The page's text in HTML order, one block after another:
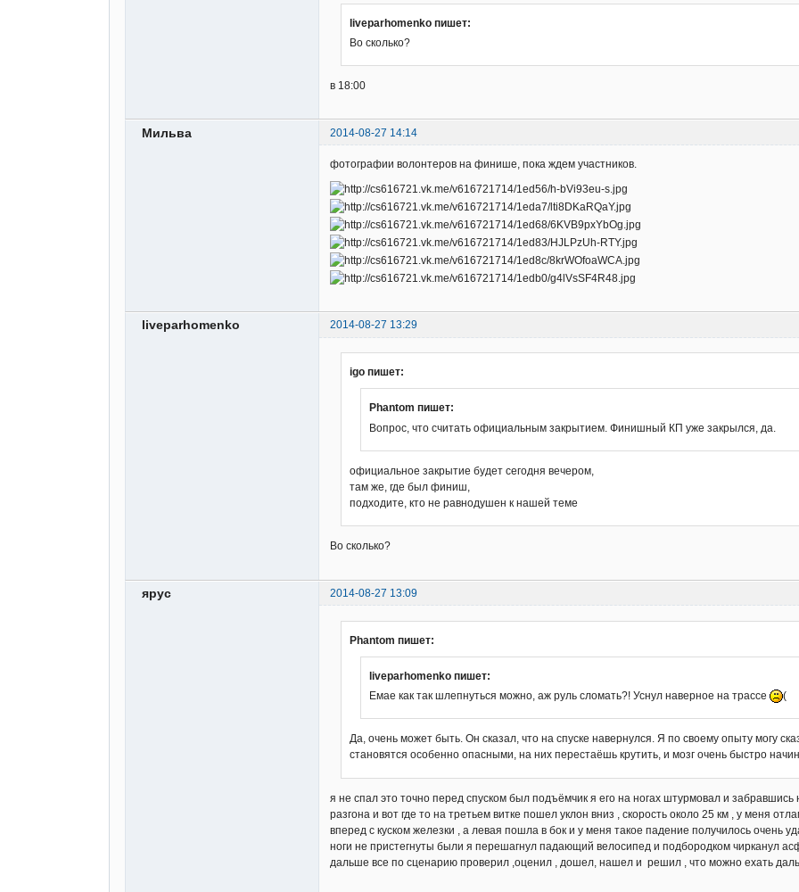
liveparhomenko пишет:
Во сколько?
в 18:00
Мильва 2014-08-27 14:14
фотографии волонтеров на финише, пока ждем участников.
liveparhomenko 2014-08-27 13:29
igo пишет:
Phantom пишет:
Вопрос, что считать официальным закрытием. Финишный КП уже закрылся, да.
официальное закрытие будет сегодня вечером,
там же, где был финиш,
подходите, кто не равнодушен к нашей теме
Во сколько?
ярус 2014-08-27 13:09
Phantom пишет:
liveparhomenko пишет:
Емае как так шлепнуться можно, аж руль сломать?! Уснул наверное на трассе
(
Да, очень может быть. Он сказал, что на спуске навернулся. Я по своему опыту могу
становятся особенно опасными, на них перестаёшь крутить, и мозг очень быстро
я не спал это точно перед спуском был подъёмчик я его на ногах штурмовал и забравшись
разгона и вот где то на третьем витке пошел уклон вниз , скорость около 25 км , у меня
вперед с куском железки , а левая пошла в бок и у меня такое падение получилось очень
ноги не пристегнуты были я перешагнул падающий велосипед и подбородком чирканул
дальше все по сценарию проверил ,оценил , дошел, нашел и решил , что можно ехать